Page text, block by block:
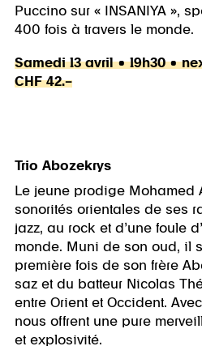
Puccino sur « INSANIYA »,
400 fois à travers le monde.
Samedi 13 avril • 19h30 •
CHF 42.–
Trio Abozekrys
Le jeune prodige Mohamed
sonorités orientales de ses
jazz, au rock et d’une foule
monde. Muni de son oud, il
première fois de son frère
saz et du batteur Nicolas
entre Orient et Occident.
nous offrent une pure
et explosivité.